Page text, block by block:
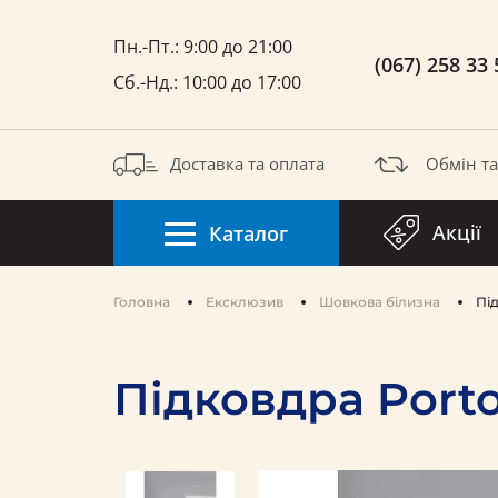
Пн.-Пт.: 9:00 до 21:00
Сб.-Нд.: 10:00 до 17:00
(067) 258 33
Доставка та оплата Обмін
Каталог Акції
Головна Ексклюзив Шовкова білизна
Підковдра